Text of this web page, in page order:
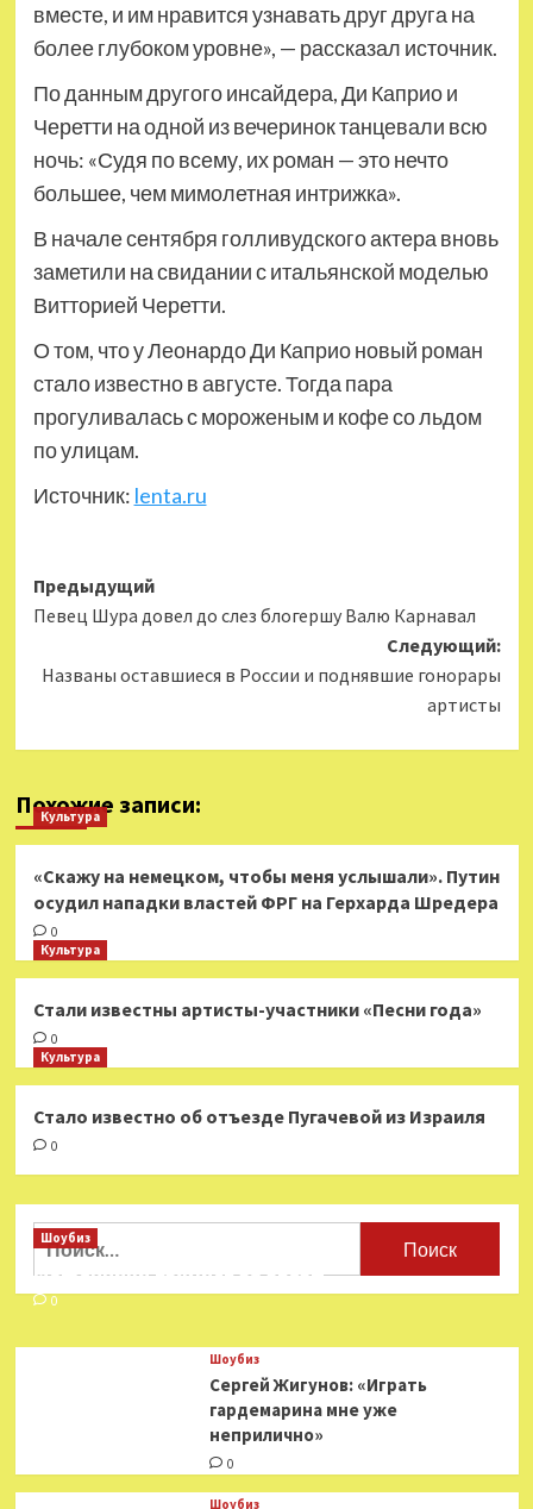
вместе, и им нравится узнавать друг друга на
более глубоком уровне», — рассказал источник.
По данным другого инсайдера, Ди Каприо и
Черетти на одной из вечеринок танцевали всю
ночь: «Судя по всему, их роман — это нечто
большее, чем мимолетная интрижка».
В начале сентября голливудского актера вновь
заметили на свидании с итальянской моделью
Витторией Черетти.
О том, что у Леонардо Ди Каприо новый роман
стало известно в августе. Тогда пара
прогуливалась с мороженым и кофе со льдом
по улицам.
Источник: lenta.ru
Навигация
записи
Предыдущий
Певец Шура довел до слез блогершу Валю Карнавал
Следующий:
Названы оставшиеся в России и поднявшие гонорары
артисты
Похожие записи:
Культура
«Скажу на немецком, чтобы меня услышали». Путин
осудил нападки властей ФРГ на Герхарда Шредера
0
Культура
Стали известны артисты-участники «Песни года»
0
Культура
Стало известно об отъезде Пугачевой из Израиля
0
Найти:
Шоубиз
Мошенники взялись за звезд
0
Шоубиз
Сергей Жигунов: «Играть
гардемарина мне уже
неприлично»
0
Шоубиз